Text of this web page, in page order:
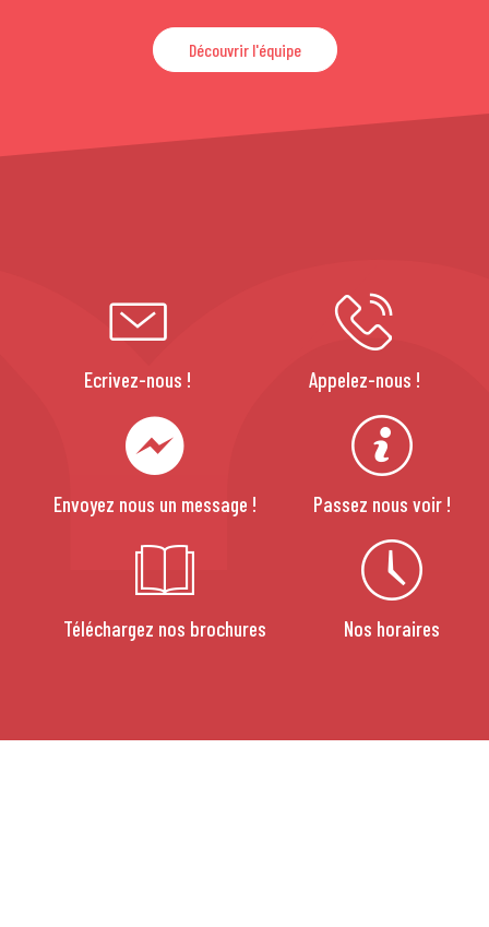
Découvrir l'équipe
Ecrivez-nous ! Appelez-nous !
Envoyez nous un message ! Passez nous voir !
Téléchargez nos brochures Nos horaires